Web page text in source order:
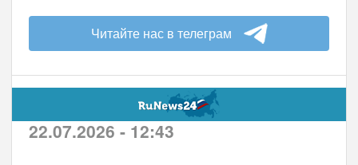
Читайте нас в телеграм
22.07.2026 - 12:43